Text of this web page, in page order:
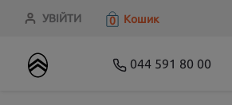
УВІЙТИ 0 Кошик
044 591 80 00